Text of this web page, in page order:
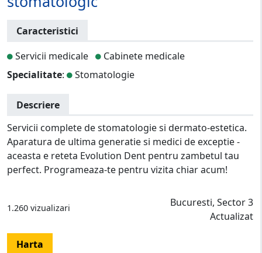
Caracteristici
Servicii medicale
Cabinete medicale
Specialitate: Stomatologie
Descriere
Servicii complete de stomatologie si dermato-estetica.
Aparatura de ultima generatie si medici de exceptie -
aceasta e reteta Evolution Dent pentru zambetul tau
perfect. Programeaza-te pentru vizita chiar acum!
1.260 vizualizari
Bucuresti, Sector 3
Actualizat
Harta